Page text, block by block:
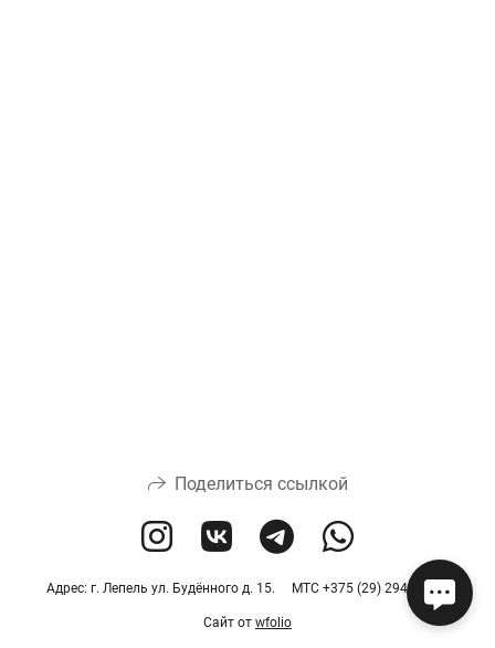
Поделиться ссылкой
Адрес: г. Лепель ул. Будённого д. 15. МТС +375 (29) 294 57 64
Сайт от wfolio